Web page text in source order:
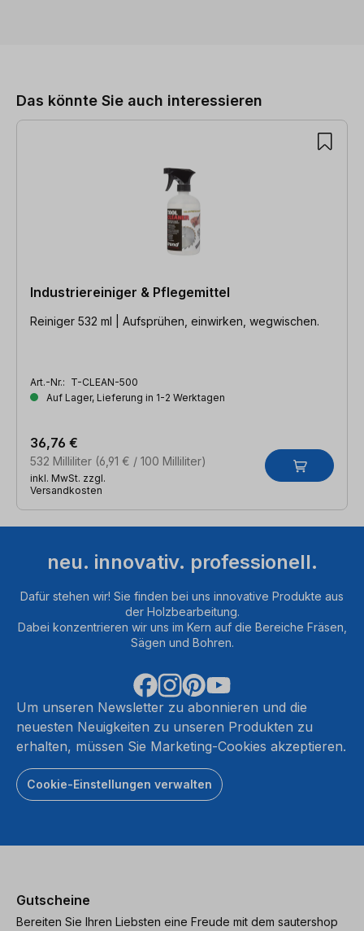
Das könnte Sie auch interessieren
Industriereiniger & Pflegemittel
Reiniger 532 ml | Aufsprühen, einwirken, wegwischen.
Art.-Nr.: T-CLEAN-500
Auf Lager, Lieferung in 1-2 Werktagen
532 Milliliter (6,91 € / 100 Milliliter)
36,76 €
inkl. MwSt. zzgl.
Versandkosten
neu. innovativ. professionell.
Dafür stehen wir! Sie finden bei uns innovative Produkte aus
der Holzbearbeitung.
Dabei konzentrieren wir uns im Kern auf die Bereiche Fräsen,
Sägen und Bohren.
Um unseren Newsletter zu abonnieren und die
neuesten Neuigkeiten zu unseren Produkten zu
erhalten, müssen Sie Marketing-Cookies akzeptieren.
Cookie-Einstellungen verwalten
Gutscheine
Bereiten Sie Ihren Liebsten eine Freude mit dem sautershop